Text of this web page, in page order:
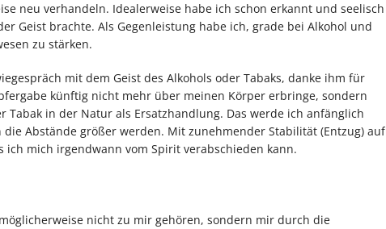
neu verhandeln. Idealerweise habe ich schon erkannt und seelisch
Geist brachte. Als Gegenleistung habe ich, grade bei Alkohol und
zu stärken.
mit dem Geist des Alkohols oder Tabaks, danke ihm für
künftig nicht mehr über meinen Körper erbringe, sondern
in der Natur als Ersatzhandlung. Das werde ich anfänglich
Abstände größer werden. Mit zunehmender Stabilität (Entzug) auf
mich irgendwann vom Spirit verabschieden kann.
nicht zu mir gehören, sondern mir durch die